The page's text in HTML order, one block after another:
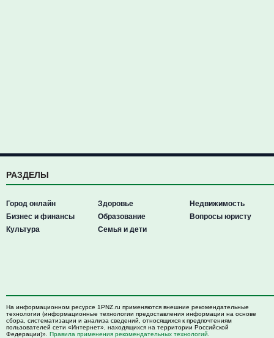
РАЗДЕЛЫ
Город онлайн
Бизнес и финансы
Культура
Здоровье
Образование
Семья и дети
Недвижимость
Вопросы юристу
На информационном ресурсе 1PNZ.ru применяются внешние рекомендательные
технологии (информационные технологии предоставления информации на основе
сбора, систематизации и анализа сведений, относящихся к предпочтениям
пользователей сети «Интернет», находящихся на территории Российской
Федерации)». Правила применения рекомендательных технологий